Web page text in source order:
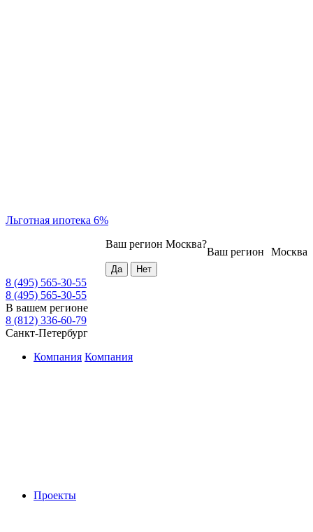
Льготная ипотека 6%
Москва
Ваш регион
Ваш регион Москва?
8 (495) 565-30-55
8 (495) 565-30-55
В вашем регионе
8 (812) 336-60-79
Санкт-Петербург
Компания Компания
Проекты